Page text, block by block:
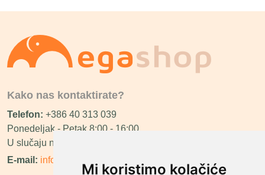
Mi koristimo kolačiće
Kako nas kontaktirate?
Telefon: +386 40 313 039
Ponedeljak - Petak 8:00 - 16:00
U slučaju neraspoloživosti ćemo vas nazvati.
E-mail: info@megashop.hr